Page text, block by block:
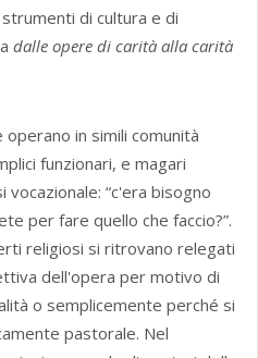
di cultura e di
dalle opere di carità alla carità
operano in simili comunità
funzionari, e magari
“c'era bisogno
per fare quello che faccio?”.
religiosi si ritrovano relegati
dell'opera per motivo di
o semplicemente perché si
pastorale. Nel